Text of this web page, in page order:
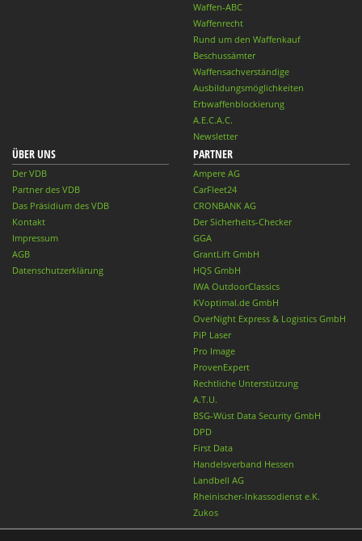
Waffen-ABC
Waffenrecht
Rund um den Waffenkauf
Beschussämter
Waffensachverständige
Ausbildungsmöglichkeiten
Erbwaffenblockierung
A.E.C.A.C.
Newsletter
ÜBER UNS
Der VDB
Partner des VDB
Das Präsidium des VDB
Kontakt
Impressum
AGB
Datenschutzerklärung
PARTNER
Ampere AG
CarFleet24
CRONBANK AG
Der Sicherheits-Checker
GGA
GrantLift GmbH
HQS GmbH
IWA OutdoorClassics
KVoptimal.de GmbH
OverNight Express & Logistics GmbH
PiP Laser
Pro Image
ProvenExpert
Rechtliche Unterstützung
A.T.U.
BSG-Wüst Data Security GmbH
DPD
First Data
Handelsverband Hessen
Landbell AG
Rheinischer-Inkassodienst e.K.
Zukos